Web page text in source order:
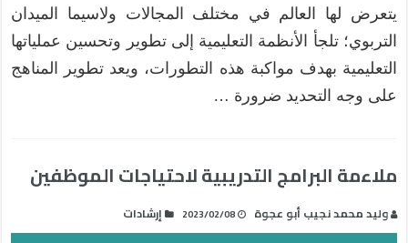
يتعرض لها العالم في مختلف المجالات ولاسيما الميدان
التربوي؛ تلجأ الأنظمة التعليمية إلى تطوير وتحسين عملياتها
التعليمية بهدف مواكبة هذه التطورات، ويعد تطوير المناهج
على وجه التحديد ضرورة …
ملاءمة البرامج التدريبية لاحتياجات الموظفين
وليد محمد نجيب أبو عجوة 2023/02/08 إرشادات